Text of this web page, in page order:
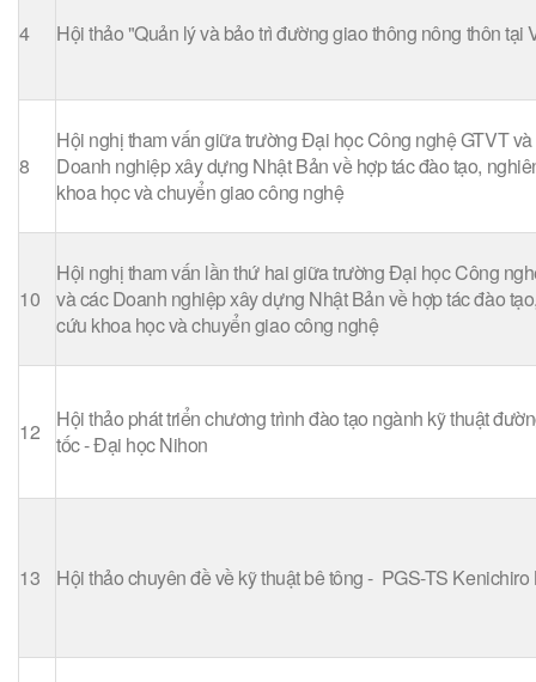
4 Hội thảo "Quản lý và bảo trì đường giao thông nông thôn tại
8
Hội nghị tham vấn giữa trường Đại học Công nghệ GTVT
Doanh nghiệp xây dựng Nhật Bản về hợp tác đào tạo,
khoa học và chuyển giao công nghệ
10
Hội nghị tham vấn lần thứ hai giữa trường Đại học Công
và các Doanh nghiệp xây dựng Nhật Bản về hợp tác đào
cứu khoa học và chuyển giao công nghệ
12
Hội thảo phát triển chương trình đào tạo ngành kỹ thuật
tốc - Đại học Nihon
13 Hội thảo chuyên đề về kỹ thuật bê tông - PGS-TS Kenichiro